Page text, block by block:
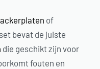
of
bevat de juiste
die geschikt zijn voor
fouten en